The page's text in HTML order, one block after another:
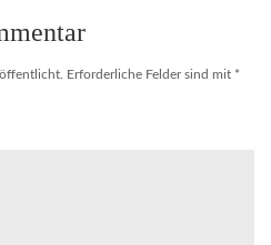
Erforderliche Felder sind mit *